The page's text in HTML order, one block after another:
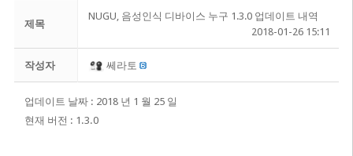
제목
NUGU, 음성인식 디바이스 누구 1.3.0 업데이트 내역
2018-01-26 15:11
작성자 쎄라토
업데이트 날짜 : 2018 년 1 월 25 일
현재 버전 : 1.3.0